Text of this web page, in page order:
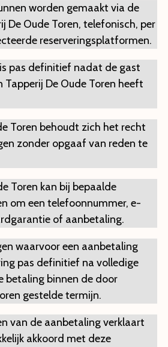
worden gemaakt via de
De Oude Toren, telefonisch, per
reserveringsplatformen.
is pas definitief nadat de gast
Tapperij De Oude Toren heeft
Toren behoudt zich het recht
zonder opgaaf van reden te
Toren kan bij bepaalde
om een telefoonnummer, e-
of aanbetaling.
waarvoor een aanbetaling
pas definitief na volledige
betaling binnen de door
gestelde termijn.
van de aanbetaling verklaart
akkoord met deze